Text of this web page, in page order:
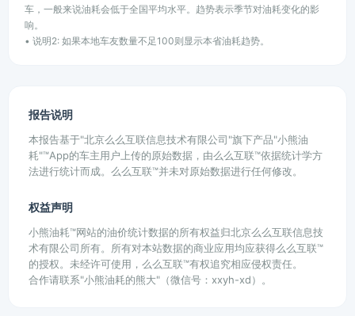
车，一般来说油耗会低于全国平均水平。趋势表示季节对油耗变化的影
响。
• 说明2: 如果本地车友数量不足100则显示本省油耗趋势。
报告说明
本报告基于"北京么么互联信息技术有限公司"旗下产品"小熊油
耗"™App的车主用户上传的原始数据，由么么互联™依据统计学方
法进行统计而成。么么互联™并未对原始数据进行任何修改。
权益声明
小熊油耗™网站的油价统计数据的所有权益归北京么么互联信息技
术有限公司所有。所有对本站数据的商业应用均应获得么么互联™
的授权。未经许可使用，么么互联™有权追究相应侵权责任。
合作请联系"小熊油耗的熊大"（微信号：xxyh-xd）。